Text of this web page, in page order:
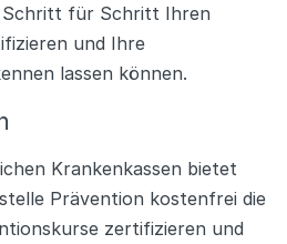
Schritt für Schritt Ihren
und Ihre
lassen können.
Krankenkassen bietet
Prävention kostenfrei die
zertifizieren und